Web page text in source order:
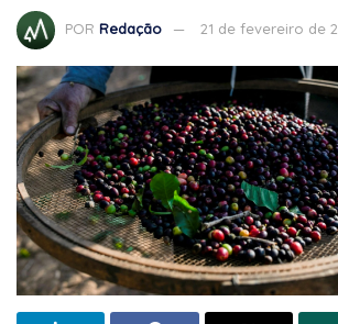
POR Redação 21 de fevereiro de